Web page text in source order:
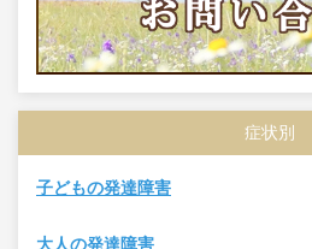
症状別
子どもの発達障害
大人の発達障害